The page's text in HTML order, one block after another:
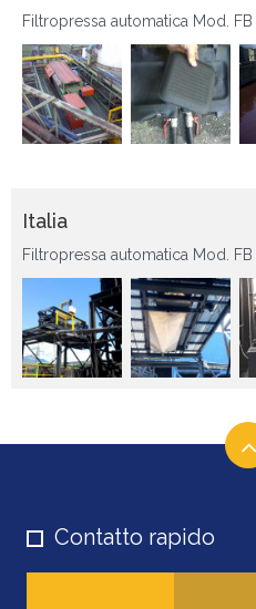
Filtropressa automatica Mod.
Italia
Filtropressa automatica Mod.
Contatto rapido